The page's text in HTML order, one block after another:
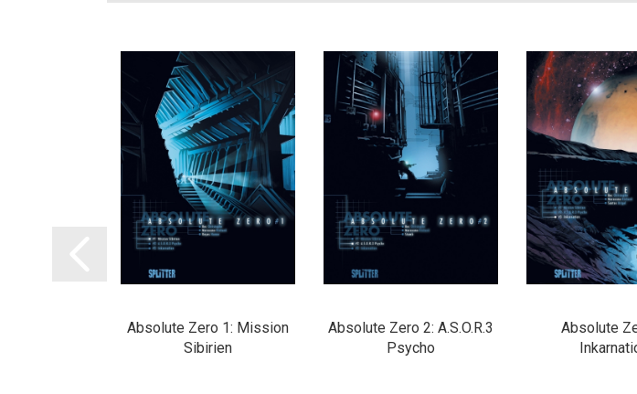
Absolute Zero 1: Mission
Sibirien
Absolute Zero 2: A.S.O.R.3
Psycho
Absolute